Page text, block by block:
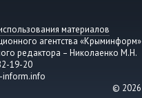
материалов
агентства «Крыминформ»
редактора – Николаенко М.Н.
19-20
inform.info
© 2026